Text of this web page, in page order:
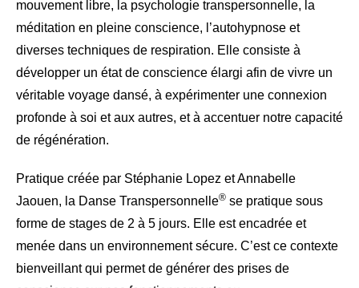
mouvement libre, la psychologie transpersonnelle, la
méditation en pleine conscience, l’autohypnose et
diverses techniques de respiration. Elle consiste à
développer un état de conscience élargi afin de vivre un
véritable voyage dansé, à expérimenter une connexion
profonde à soi et aux autres, et à accentuer notre capacité
de régénération.
Pratique créée par Stéphanie Lopez et Annabelle
Jaouen, la Danse Transpersonnelle® se pratique sous
forme de stages de 2 à 5 jours. Elle est encadrée et
menée dans un environnement sécure. C’est ce contexte
bienveillant qui permet de générer des prises de